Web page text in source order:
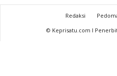
Redaksi
© Keprisatu.com I